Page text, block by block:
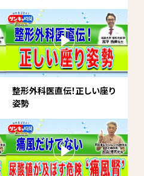
整形外科医直伝！正しい座り
姿勢